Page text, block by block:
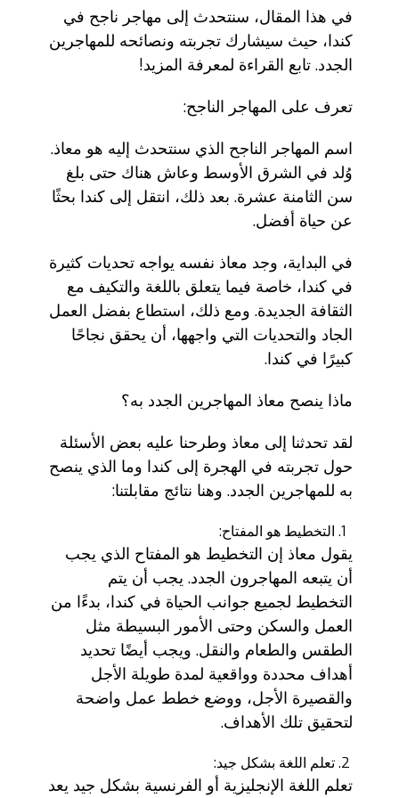
في هذا المقال، سنتحدث إلى مهاجر ناجح في
كندا، حيث سيشارك تجربته ونصائحه للمهاجرين
الجدد. تابع القراءة لمعرفة المزيد!
تعرف على المهاجر الناجح:
اسم المهاجر الناجح الذي سنتحدث إليه هو معاذ.
وُلد في الشرق الأوسط وعاش هناك حتى بلغ
سن الثامنة عشرة. بعد ذلك، انتقل إلى كندا بحثًا
عن حياة أفضل.
في البداية، وجد معاذ نفسه يواجه تحديات كثيرة
في كندا، خاصة فيما يتعلق باللغة والتكيف مع
الثقافة الجديدة. ومع ذلك، استطاع بفضل العمل
الجاد والتحديات التي واجهها، أن يحقق نجاحًا
كبيرًا في كندا.
ماذا ينصح معاذ المهاجرين الجدد به؟
لقد تحدثنا إلى معاذ وطرحنا عليه بعض الأسئلة
حول تجربته في الهجرة إلى كندا وما الذي ينصح
به للمهاجرين الجدد. وهنا نتائج مقابلتنا:
التخطيط هو المفتاح:
يقول معاذ إن التخطيط هو المفتاح الذي يجب
أن يتبعه المهاجرون الجدد. يجب أن يتم
التخطيط لجميع جوانب الحياة في كندا، بدءًا من
العمل والسكن وحتى الأمور البسيطة مثل
الطقس والطعام والنقل. ويجب أيضًا تحديد
أهداف محددة وواقعية لمدة طويلة الأجل
والقصيرة الأجل، ووضع خطط عمل واضحة
لتحقيق تلك الأهداف.
تعلم اللغة بشكل جيد:
تعلم اللغة الإنجليزية أو الفرنسية بشكل جيد يعد